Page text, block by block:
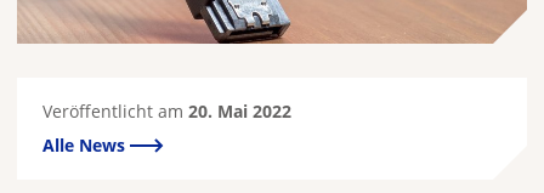
Veröffentlicht am 20. Mai 2022
Alle News